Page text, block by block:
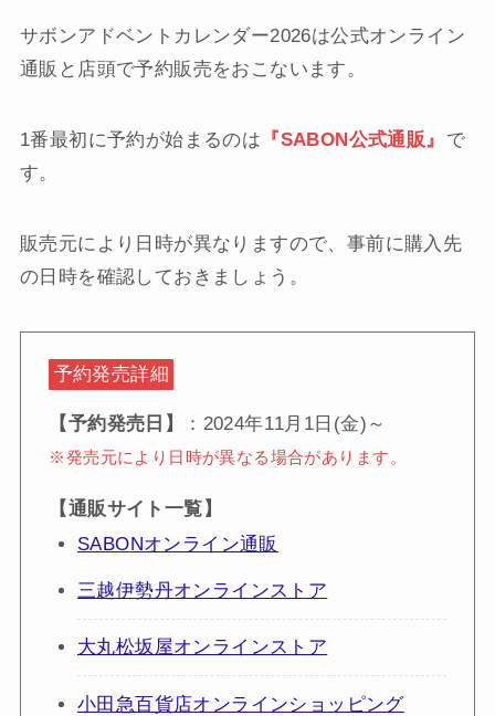
サボンアドベントカレンダー2026は公式オンライン
通販と店頭で予約販売をおこないます。
1番最初に予約が始まるのは 『SABON公式通販』
で
す。
販売元により日時が異なりますので、事前に購入先
の日時を確認しておきましょう。
予約発売詳細
【予約発売日】 ：2024年11月1日(金)～
※発売元により日時が異なる場合があります。
【通販サイト一覧】
SABONオンライン通販
三越伊勢丹オンラインストア
大丸松坂屋オンラインストア
小田急百貨店オンラインショッピング